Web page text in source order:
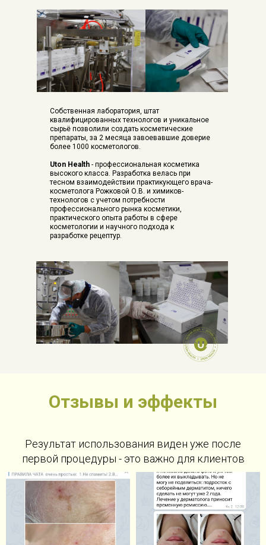
Собственная лаборатория, штат
квалифицированных технологов и уникальное
сырьё позволили создать косметические
препараты, за 2 месяца завоевавшие доверие
более 1000 косметологов.
Uton Health - профессиональная косметика
высокого класса. Разработка велась при
тесном взаимодействии практикующего врача-
косметолога Рожковой О.В. и химиков-
технологов с учетом потребности
профессионального рынка косметики,
практического опыта работы в сфере
косметологии и научного подхода к
разработке рецептур.
Отзывы и эффекты
Результат использования виден уже после
первой процедуры - это важно для клиентов